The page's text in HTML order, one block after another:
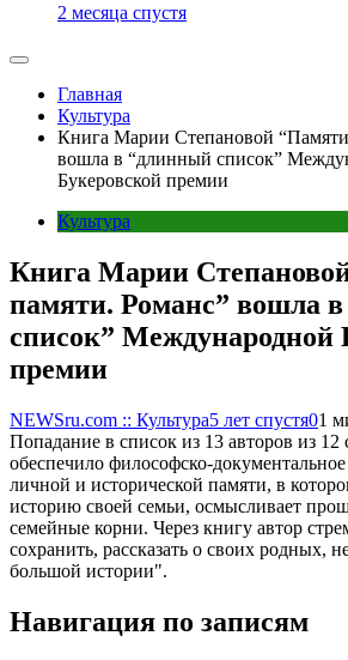
2 месяца спустя
Главная
Культура
Книга Марии Степановой
вошла в “длинный список”
Букеровской премии
Культура
Книга Марии
памяти. Романс” вошла
список” Международной
премии
NEWSru.com :: Культура5 лет спустя01
Попадание в список из 13 авторов из 12
обеспечило философско-
личной и исторической памяти, в
историю своей семьи, осмысливает
семейные корни. Через книгу автор
сохранить, рассказать о своих родных,
большой истории".
Навигация по записям